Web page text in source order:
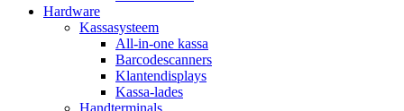
Hardware
Kassasysteem
All-in-one kassa
Barcodescanners
Klantendisplays
Kassa-lades
Handterminals